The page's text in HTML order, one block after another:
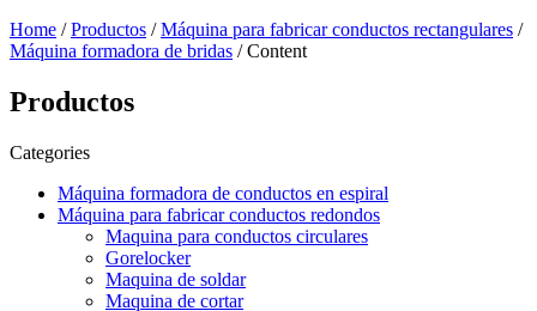
Home /Productos /Máquina para fabricar conductos rectangulares /
Máquina formadora de bridas / Content
Productos
Categories
Máquina formadora de conductos en espiral
Máquina para fabricar conductos redondos
Maquina para conductos circulares
Gorelocker
Maquina de soldar
Maquina de cortar